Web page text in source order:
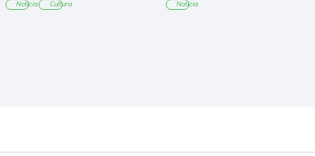
Notícia Cultura Notícia